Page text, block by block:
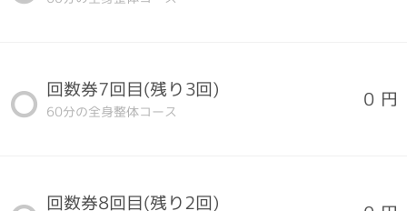
回数券7回目(残り3回)
60分の全身整体コース
0 円
回数券8回目(残り2回)